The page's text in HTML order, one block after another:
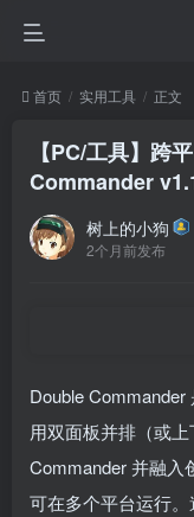
首页 实用工具 正文
【PC/工具】跨
Commander
树上的小狗
2个月前发布
Double
用双面板并排（或
Commander 并融入
可在多个平台运行